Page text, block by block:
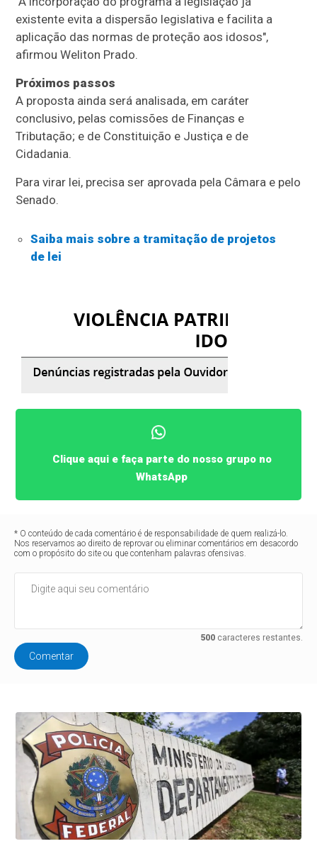
existente evita a dispersão legislativa e facilita a
aplicação das normas de proteção aos idosos",
afirmou Weliton Prado.
Próximos passos
A proposta ainda será analisada, em caráter
conclusivo, pelas comissões de Finanças e
Tributação; e de Constituição e Justiça e de
Cidadania.
Para virar lei, precisa ser aprovada pela Câmara e pelo
Senado.
Saiba mais sobre a tramitação de projetos
de lei
Clique aqui e faça parte do nosso grupo no
WhatsApp
* O conteúdo de cada comentário é de responsabilidade de quem realizá-lo.
Nos reservamos ao direito de reprovar ou eliminar comentários em desacordo
com o propósito do site ou que contenham palavras ofensivas.
500caracteres restantes.
Comentar